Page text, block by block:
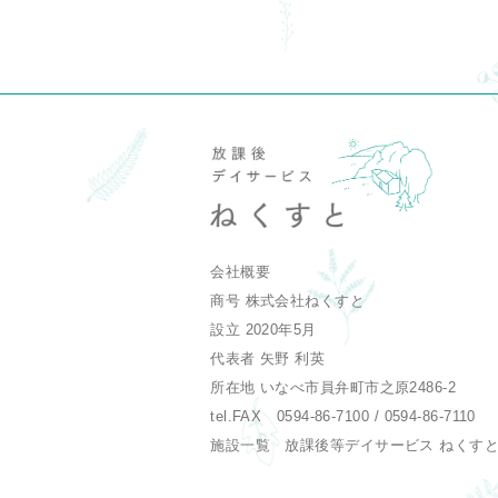
会社概要
商号 株式会社ねくすと
設立 2020年5月
代表者 矢野 利英
所在地 いなべ市員弁町市之原2486-2
tel.FAX 0594-86-7100 / 0594-86-7110
施設一覧 放課後等デイサービス ねくす